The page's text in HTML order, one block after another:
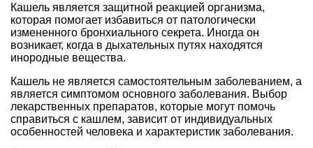
Кашель является защитной реакцией организма,
которая помогает избавиться от патологически
измененного бронхиального секрета. Иногда он
возникает, когда в дыхательных путях находятся
инородные вещества.
Кашель не является самостоятельным заболеванием, а
является симптомом основного заболевания. Выбор
лекарственных препаратов, которые могут помочь
справиться с кашлем, зависит от индивидуальных
особенностей человека и характеристик заболевания.